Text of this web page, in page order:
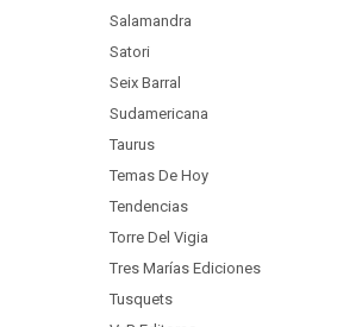
Salamandra
Satori
Seix Barral
Sudamericana
Taurus
Temas De Hoy
Tendencias
Torre Del Vigia
Tres Marías Ediciones
Tusquets